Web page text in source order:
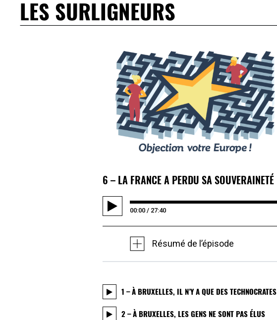
LES SURLIGNEURS
6 – LA FRANCE A PERDU SA SOUVERAINETÉ
00:00 / 27:40
Résumé de l’épisode
1 – À BRUXELLES, IL N’Y A QUE DES TECHNOCRATES
2 – À BRUXELLES, LES GENS NE SONT PAS ÉLUS